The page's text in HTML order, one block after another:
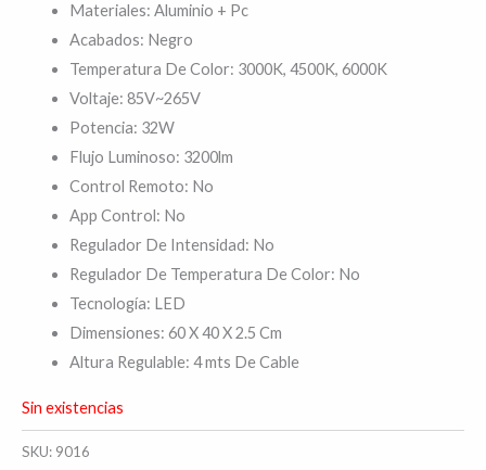
Materiales: Aluminio + Pc
Acabados: Negro
Temperatura De Color: 3000K, 4500K, 6000K
Voltaje: 85V~265V
Potencia: 32W
Flujo Luminoso: 3200lm
Control Remoto: No
App Control: No
Regulador De Intensidad: No
Regulador De Temperatura De Color: No
Tecnología: LED
Dimensiones: 60 X 40 X 2.5 Cm
Altura Regulable: 4 mts De Cable
Sin existencias
SKU: 9016